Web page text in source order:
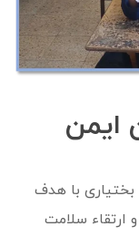
ایمن
چهارمحال بختیاری با هدف
ارتقاء سلامت